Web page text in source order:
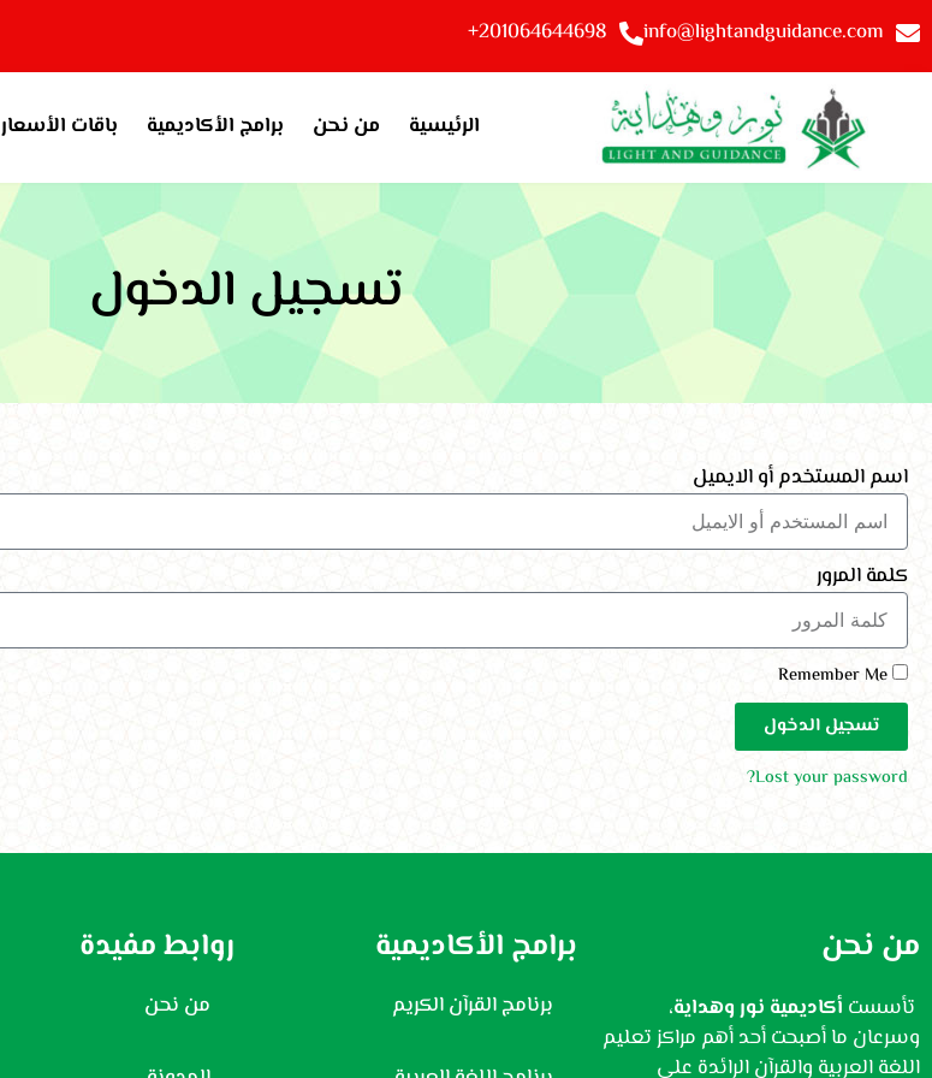
info@lightandguidance.com
201064644698+
الرئيسية من نحن برامج الأكاديمية باقات الأسعار
تسجيل الدخول
اسم المستخدم أو الايميل
كلمة المرور
تسجيل الدخول
Lost your password?
من نحن
تأسست أكاديمية نور وهداية،
وسرعان ما أصبحت أحد أهم مراكز تعليم
اللغة العربية والقرآن الرائدة على
برامج الأكاديمية
برنامج القرآن الكريم
روابط مفيدة
من نحن